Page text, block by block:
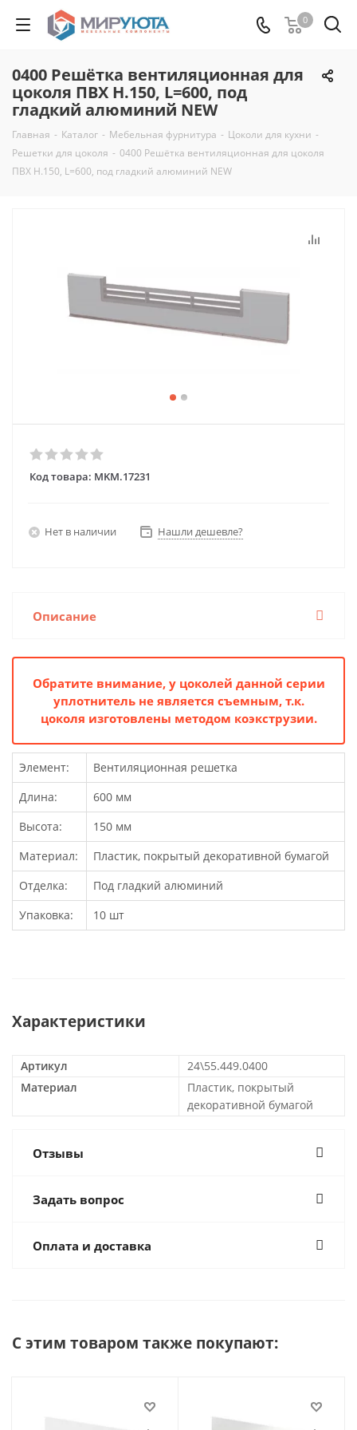
0
0400 Решётка вентиляционная для
цоколя ПВХ H.150, L=600, под
гладкий алюминий NEW
Главная - Каталог - Мебельная фурнитура - Цоколи для кухни -
Решетки для цоколя - 0400 Решётка вентиляционная для цоколя
ПВХ H.150, L=600, под гладкий алюминий NEW
Код товара: MKM.17231
Нет в наличии Нашли дешевле?
Описание
Обратите внимание, у цоколей данной серии
уплотнитель не является съемным, т.к.
цоколя изготовлены методом коэкструзии.
Элемент:
Вентиляционная решетка
Длина:
600 мм
Высота:
150 мм
Материал:
Пластик, покрытый декоративной бумагой
Отделка:
Под гладкий алюминий
Упаковка:
10 шт
Характеристики
Артикул
24\55.449.0400
Материал
Пластик, покрытый
декоративной бумагой
Отзывы
Задать вопрос
Оплата и доставка
С этим товаром также покупают: